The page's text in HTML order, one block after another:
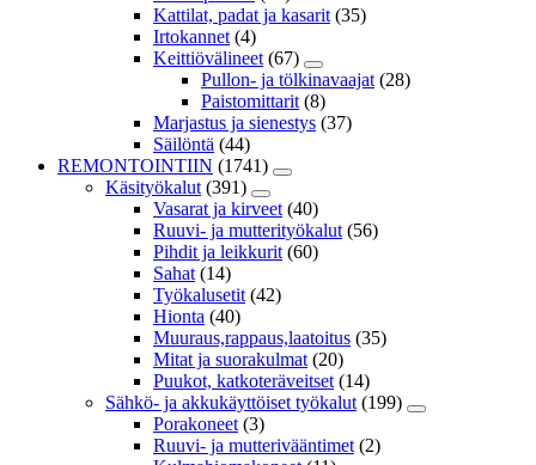
Kattilat, padat ja kasarit (35)
Irtokannet (4)
Keittiövälineet (67)
Pullon- ja tölkinavaajat (28)
Paistomittarit (8)
Marjastus ja sienestys (37)
Säilöntä (44)
REMONTOINTIIN (1741)
Käsityökalut (391)
Vasarat ja kirveet (40)
Ruuvi- ja mutterityökalut (56)
Pihdit ja leikkurit (60)
Sahat (14)
Työkalusetit (42)
Hionta (40)
Muuraus,rappaus,laatoitus (35)
Mitat ja suorakulmat (20)
Puukot, katkoteräveitset (14)
Sähkö- ja akkukäyttöiset työkalut (199)
Porakoneet (3)
Ruuvi- ja mutterivääntimet (2)